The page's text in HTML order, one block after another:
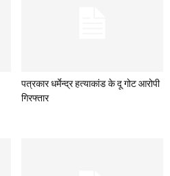
पत्रकार धर्मेन्द्र हत्याकांड के दू गोट आरोपी
गिरफ्तार